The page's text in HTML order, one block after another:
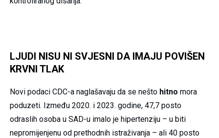
LJUDI NISU NI SVJESNI DA IMAJU POVIŠEN
KRVNI TLAK
Novi podaci CDC-a naglašavaju da se nešto hitno mora
poduzeti. Između 2020. i 2023. godine, 47,7 posto
odraslih osoba u SAD-u imalo je hipertenziju – u biti
nepromijenjenu od prethodnih istraživanja – ali 40 posto